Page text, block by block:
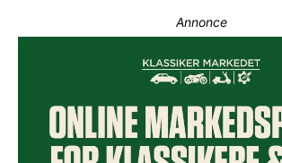
Annonce